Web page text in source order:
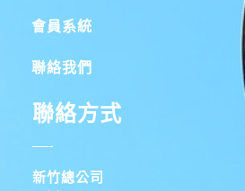
會員系統
聯絡我們
聯絡方式
新竹總公司